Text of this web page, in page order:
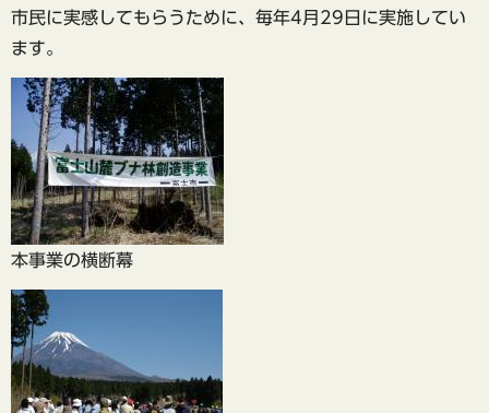
市民に実感してもらうために、毎年4月29日に実施してい
ます。
本事業の横断幕